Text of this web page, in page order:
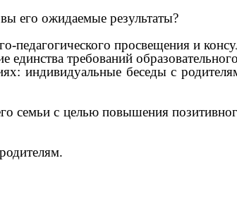
его ожидаемые результаты?
просвещения и
требований
беседы с
семьи с целью повышения